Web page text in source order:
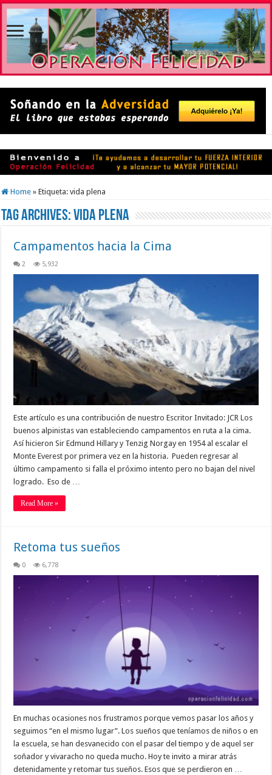
Home » Etiqueta:vida plena
Tag Archives:vida plena
Campamentos hacia la Cima
2 5,932
Este artículo es una contribución de nuestro Escritor Invitado: JCR Los
buenos alpinistas van estableciendo campamentos en ruta a la cima.
Así hicieron Sir Edmund Hillary y Tenzig Norgay en 1954 al escalar el
Monte Everest por primera vez en la historia. Pueden regresar al
último campamento si falla el próximo intento pero no bajan del nivel
logrado. Eso de …
Read More »
Retoma tus sueños
0 6,778
En muchas ocasiones nos frustramos porque vemos pasar los años y
seguimos “en el mismo lugar”. Los sueños que teníamos de niños o en
la escuela, se han desvanecido con el pasar del tiempo y de aquel ser
soñador y vivaracho no queda mucho. Hoy te invito a mirar atrás
detenidamente y retomar tus sueños. Esos que se perdieron en …